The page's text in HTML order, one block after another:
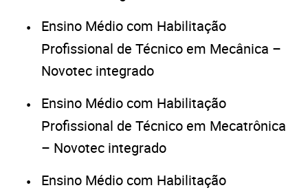
Ensino Médio com Habilitação
Profissional de Técnico em Mecânica –
Novotec integrado
Ensino Médio com Habilitação
Profissional de Técnico em Mecatrônica
– Novotec integrado
Ensino Médio com Habilitação